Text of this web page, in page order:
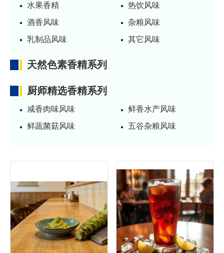
水果香精
热饮风味
酒香风味
杂粮风味
乳制品风味
其它风味
天然色素香精系列
厨师精选香精系列
咸香肉味风味
鲜香水产风味
鲜蔬菌菇风味
五谷杂粮风味